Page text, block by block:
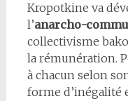
Kropotkine va
l’anarcho-
collectivisme
la rémunération.
à chacun selon
forme d’inégalité